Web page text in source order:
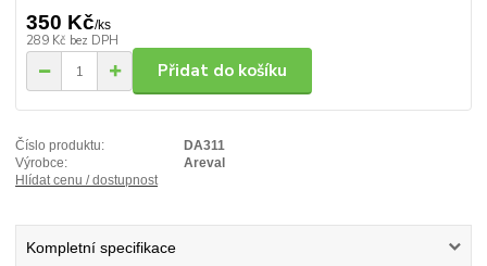
350 Kč/ks
289 Kč bez DPH
Přidat do košíku
Číslo produktu:
DA311
Výrobce:
Areval
Hlídat cenu / dostupnost
Kompletní specifikace